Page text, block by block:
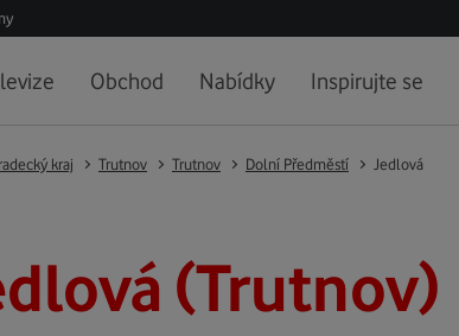
Obchod Nabídky Inspirujte se
kraj Trutnov Trutnov Dolní Předměstí Jedlová
(Trutnov)